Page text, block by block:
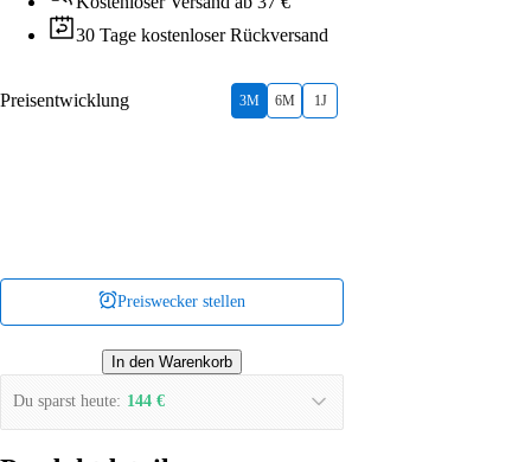
30 Tage kostenloser Rückversand
Preisentwicklung 3M 6M 1J
Preiswecker stellen
In den Warenkorb
Du sparst heute: 144 €